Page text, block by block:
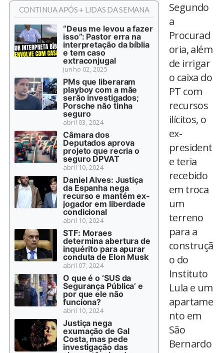
CONTINUA APÓS + LIDAS DA SEMANA
“Deus me levou a fazer
isso”: Pastor erra na
interpretação da bíblia
e tem caso
extraconjugal
junho 02, 2025
PMs que liberaram
playboy com a mãe
serão investigados;
Porsche não tinha
seguro
abril 03, 2024
Câmara dos
Deputados aprova
projeto que recria o
seguro DPVAT
abril 10, 2024
Daniel Alves: Justiça
da Espanha nega
recurso e mantém ex-
jogador em liberdade
condicional
abril 10, 2024
STF: Moraes
determina abertura de
inquérito para apurar
conduta de Elon Musk
abril 07, 2024
O que é o ‘SUS da
Segurança Pública’ e
por que ele não
funciona?
abril 10, 2024
Justiça nega
exumação de Gal
Costa, mas pede
investigação das
Segundo
a
Procurad
oria, além
de irrigar
o caixa do
PT com
recursos
ilícitos, o
ex-
president
e teria
recebido
em troca
um
terreno
para a
construçã
o do
Instituto
Lula e um
apartame
nto em
São
Bernardo